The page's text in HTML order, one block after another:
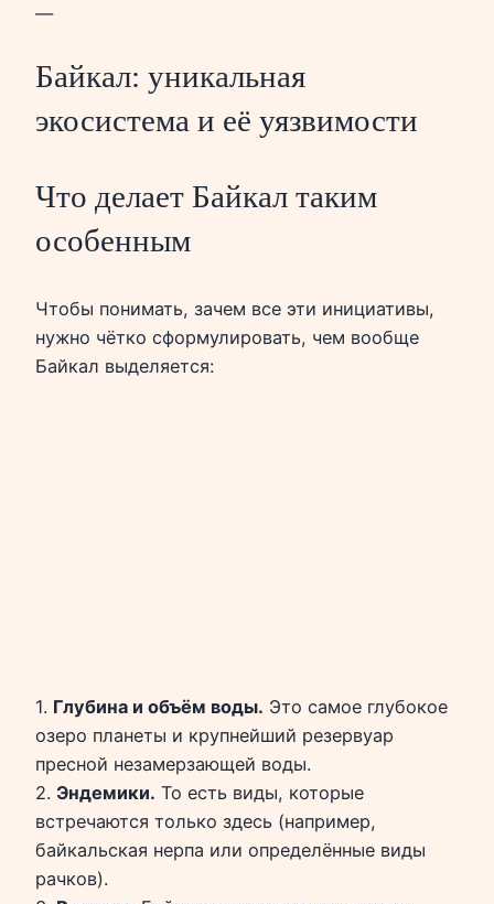
—
Байкал: уникальная
экосистема и её уязвимости
Что делает Байкал таким
особенным
Чтобы понимать, зачем все эти инициативы,
нужно чётко сформулировать, чем вообще
Байкал выделяется:
1. Глубина и объём воды. Это самое глубокое
озеро планеты и крупнейший резервуар
пресной незамерзающей воды.
2. Эндемики. То есть виды, которые
встречаются только здесь (например,
байкальская нерпа или определённые виды
рачков).